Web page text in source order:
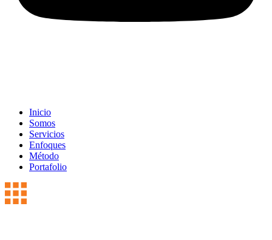
Inicio
Somos
Servicios
Enfoques
Método
Portafolio